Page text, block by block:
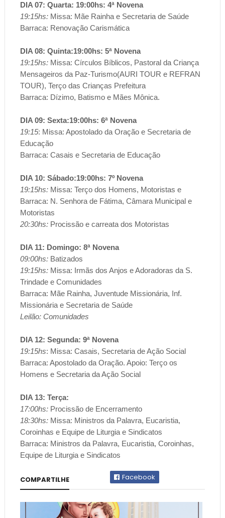
DIA 07: Quarta: 19:00hs: 4ª Novena
19:15hs:Missa: Mãe Rainha e Secretaria de Saúde
Barraca: Renovação Carismática
DIA 08: Quinta:19:00hs: 5ª Novena
19:15hs: Missa: Círculos Bíblicos, Pastoral da Criança
Mensageiros da Paz-Turismo(AURI TOUR e REFRAN
TOUR), Terço das Crianças Prefeitura
Barraca: Dízimo, Batismo e Mães Mônica.
DIA 09: Sexta:19:00hs: 6ª Novena
19:15: Missa: Apostolado da Oração e Secretaria de
Educação
Barraca: Casais e Secretaria de Educação
DIA 10: Sábado:19:00hs: 7º Novena
19:15hs: Missa: Terço dos Homens, Motoristas e
Barraca: N. Senhora de Fátima, Câmara Municipal e
Motoristas
20:30hs:Procissão e carreata dos Motoristas
DIA 11: Domingo: 8ª Novena
09:00hs: Batizados
19:15hs:Missa: Irmãs dos Anjos e Adoradoras da S.
Trindade e Comunidades
Barraca: Mãe Rainha, Juventude Missionária, Inf.
Missionária e Secretaria de Saúde
Leilão: Comunidades
DIA 12: Segunda: 9ª Novena
19:15hs: Missa: Casais, Secretaria de Ação Social
Barraca: Apostolado da Oração. Apoio: Terço os
Homens e Secretaria da Ação Social
DIA 13: Terça:
17:00hs:Procissão de Encerramento
18:30hs:Missa: Ministros da Palavra, Eucaristia,
Coroinhas e Equipe de Liturgia e Sindicatos
Barraca: Ministros da Palavra, Eucaristia, Coroinhas,
Equipe de Liturgia e Sindicatos
COMPARTILHE Facebook